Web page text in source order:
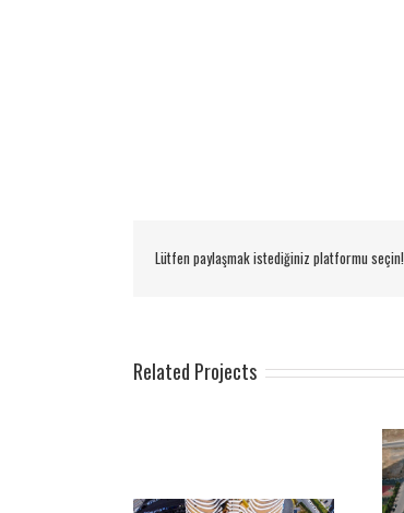
Lütfen paylaşmak istediğiniz platformu seçin!
Related Projects